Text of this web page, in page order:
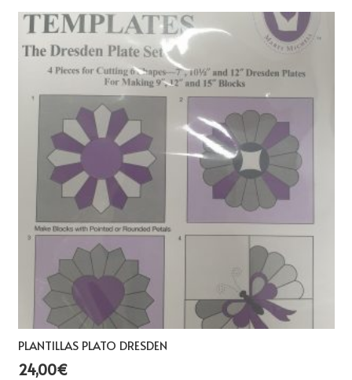
PLANTILLAS PLATO DRESDEN
24,00€